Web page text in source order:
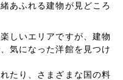
あふれる建物が見どころ
しいエリアですが、建物
気になった洋館を見つけ
たり、さまざまな国の料